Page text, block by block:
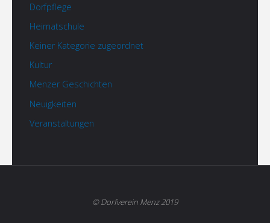
Dorfpflege
Heimatschule
Keiner Kategorie zugeordnet
Kultur
Menzer Geschichten
Neuigkeiten
Veranstaltungen
© Dorfverein Menz 2019